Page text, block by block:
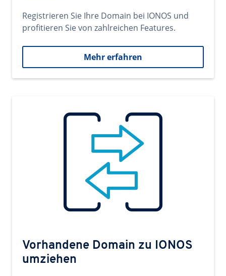
Registrieren Sie Ihre Domain bei IONOS und
profitieren Sie von zahlreichen Features.
Mehr erfahren
Vorhandene Domain zu IONOS
umziehen